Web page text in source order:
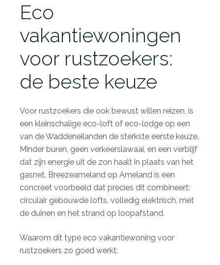
Eco
vakantiewoningen
voor rustzoekers:
de beste keuze
Voor rustzoekers die ook bewust willen reizen, is
een kleinschalige eco-loft of eco-lodge op een
van de Waddeneilanden de sterkste eerste keuze.
Minder buren, geen verkeerslawaai, en een verblijf
dat zijn energie uit de zon haalt in plaats van het
gasnet. Breezeameland op Ameland is een
concreet voorbeeld dat precies dit combineert:
circulair gebouwde lofts, volledig elektrisch, met
de duinen en het strand op loopafstand.
Waarom dit type eco vakantiewoning voor
rustzoekers zo goed werkt: